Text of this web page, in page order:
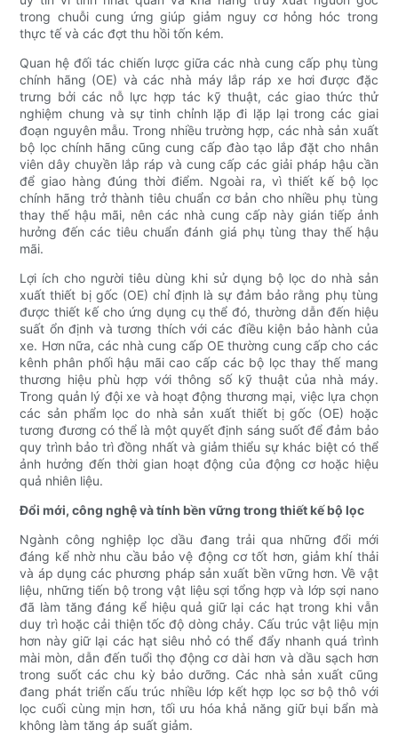
trong chuỗi cung ứng giúp giảm nguy cơ hỏng hóc trong
thực tế và các đợt thu hồi tốn kém.
Quan hệ đối tác chiến lược giữa các nhà cung cấp phụ tùng
chính hãng (OE) và các nhà máy lắp ráp xe hơi được đặc
trưng bởi các nỗ lực hợp tác kỹ thuật, các giao thức thử
nghiệm chung và sự tinh chỉnh lặp đi lặp lại trong các giai
đoạn nguyên mẫu. Trong nhiều trường hợp, các nhà sản xuất
bộ lọc chính hãng cũng cung cấp đào tạo lắp đặt cho nhân
viên dây chuyền lắp ráp và cung cấp các giải pháp hậu cần
để giao hàng đúng thời điểm. Ngoài ra, vì thiết kế bộ lọc
chính hãng trở thành tiêu chuẩn cơ bản cho nhiều phụ tùng
thay thế hậu mãi, nên các nhà cung cấp này gián tiếp ảnh
hưởng đến các tiêu chuẩn đánh giá phụ tùng thay thế hậu
mãi.
Lợi ích cho người tiêu dùng khi sử dụng bộ lọc do nhà sản
xuất thiết bị gốc (OE) chỉ định là sự đảm bảo rằng phụ tùng
được thiết kế cho ứng dụng cụ thể đó, thường dẫn đến hiệu
suất ổn định và tương thích với các điều kiện bảo hành của
xe. Hơn nữa, các nhà cung cấp OE thường cung cấp cho các
kênh phân phối hậu mãi cao cấp các bộ lọc thay thế mang
thương hiệu phù hợp với thông số kỹ thuật của nhà máy.
Trong quản lý đội xe và hoạt động thương mại, việc lựa chọn
các sản phẩm lọc do nhà sản xuất thiết bị gốc (OE) hoặc
tương đương có thể là một quyết định sáng suốt để đảm bảo
quy trình bảo trì đồng nhất và giảm thiểu sự khác biệt có thể
ảnh hưởng đến thời gian hoạt động của động cơ hoặc hiệu
quả nhiên liệu.
Đổi mới, công nghệ và tính bền vững trong thiết kế bộ lọc
Ngành công nghiệp lọc dầu đang trải qua những đổi mới
đáng kể nhờ nhu cầu bảo vệ động cơ tốt hơn, giảm khí thải
và áp dụng các phương pháp sản xuất bền vững hơn. Về vật
liệu, những tiến bộ trong vật liệu sợi tổng hợp và lớp sợi nano
đã làm tăng đáng kể hiệu quả giữ lại các hạt trong khi vẫn
duy trì hoặc cải thiện tốc độ dòng chảy. Cấu trúc vật liệu mịn
hơn này giữ lại các hạt siêu nhỏ có thể đẩy nhanh quá trình
mài mòn, dẫn đến tuổi thọ động cơ dài hơn và dầu sạch hơn
trong suốt các chu kỳ bảo dưỡng. Các nhà sản xuất cũng
đang phát triển cấu trúc nhiều lớp kết hợp lọc sơ bộ thô với
lọc cuối cùng mịn hơn, tối ưu hóa khả năng giữ bụi bẩn mà
không làm tăng áp suất giảm.